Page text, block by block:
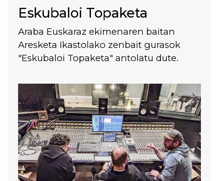
Eskubaloi Topaketa
Araba Euskaraz ekimenaren baitan
Aresketa Ikastolako zenbait gurasok
"Eskubaloi Topaketa" antolatu dute.
Irudia